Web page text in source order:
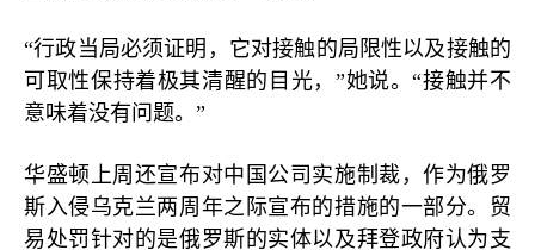
“行政当局必须证明，它对接触的局限性以及接触的
可取性保持着极其清醒的目光，”她说。“接触并不
意味着没有问题。”
华盛顿上周还宣布对中国公司实施制裁，作为俄罗
斯入侵乌克兰两周年之际宣布的措施的一部分。贸
易处罚针对的是俄罗斯的实体以及拜登政府认为支